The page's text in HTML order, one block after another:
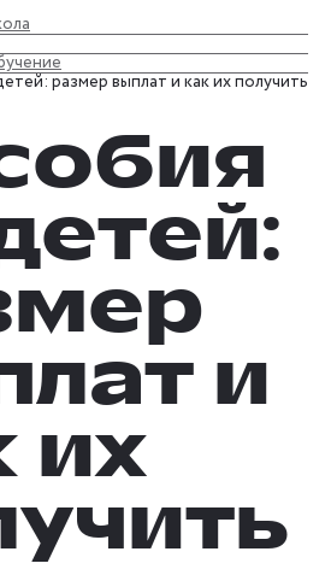
размер выплат и как их получить
и
их